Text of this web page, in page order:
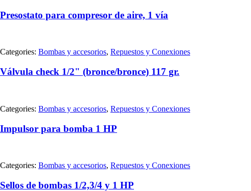
Presostato para compresor de aire, 1 vía
Categories: Bombas y accesorios, Repuestos y Conexiones
Válvula check 1/2" (bronce/bronce) 117 gr.
Categories: Bombas y accesorios, Repuestos y Conexiones
Impulsor para bomba 1 HP
Categories: Bombas y accesorios, Repuestos y Conexiones
Sellos de bombas 1/2,3/4 y 1 HP